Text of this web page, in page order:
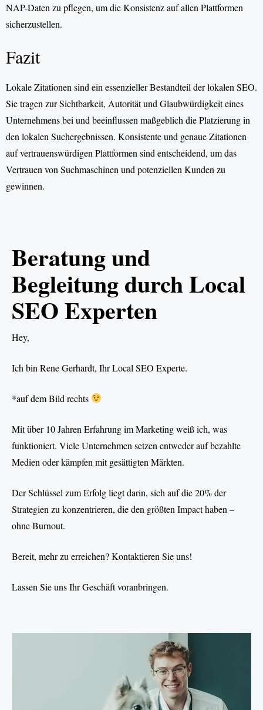
NAP-Daten zu pflegen, um die Konsistenz auf allen Plattformen
sicherzustellen.
Fazit
Lokale Zitationen sind ein essenzieller Bestandteil der lokalen SEO.
Sie tragen zur Sichtbarkeit, Autorität und Glaubwürdigkeit eines
Unternehmens bei und beeinflussen maßgeblich die Platzierung in
den lokalen Suchergebnissen. Konsistente und genaue Zitationen
auf vertrauenswürdigen Plattformen sind entscheidend, um das
Vertrauen von Suchmaschinen und potenziellen Kunden zu
gewinnen.
Beratung und
Begleitung durch Local
SEO Experten
Hey,
Ich bin Rene Gerhardt, Ihr Local SEO Experte.
*auf dem Bild rechts
Mit über 10 Jahren Erfahrung im Marketing weiß ich, was
funktioniert. Viele Unternehmen setzen entweder auf bezahlte
Medien oder kämpfen mit gesättigten Märkten.
Der Schlüssel zum Erfolg liegt darin, sich auf die 20% der
Strategien zu konzentrieren, die den größten Impact haben –
ohne Burnout.
Bereit, mehr zu erreichen? Kontaktieren Sie uns!
Lassen Sie uns Ihr Geschäft voranbringen.